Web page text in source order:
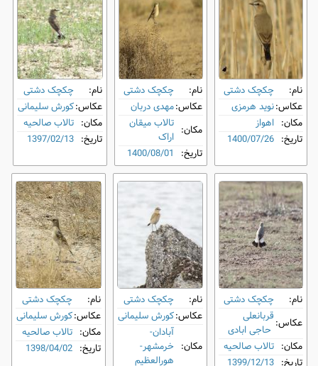
نام:
چکچک دشتی
عکاس:نوید هرمزی
مکان: اهواز
تاریخ: 1400/07/26
نام:
چکچک دشتی
عکاس:مهدی دربان
مکان: تالاب میقان
اراک
تاریخ: 1400/08/01
نام:
چکچک دشتی
عکاس:کورش سلیمانی
مکان: تالاب صالحیه
تاریخ: 1397/02/13
نام:
چکچک دشتی
عکاس:قربانعلی
حاجی ابادی
مکان: تالاب صالحیه
نام:
چکچک دشتی
عکاس:کورش سلیمانی
مکان:
آبادان-
خرمشهر-
هورالعظیم
نام:
چکچک دشتی
عکاس:کورش سلیمانی
مکان: تالاب صالحیه
تاریخ: 1398/04/02